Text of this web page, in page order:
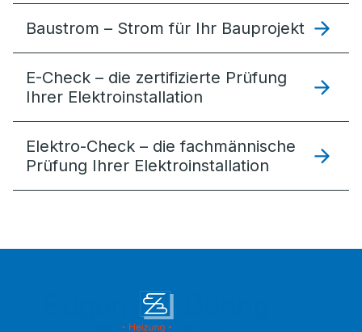
Baustrom – Strom für Ihr Bauprojekt
E-Check – die zertifizierte Prüfung
Ihrer Elektroinstallation
Elektro-Check – die fachmännische
Prüfung Ihrer Elektroinstallation